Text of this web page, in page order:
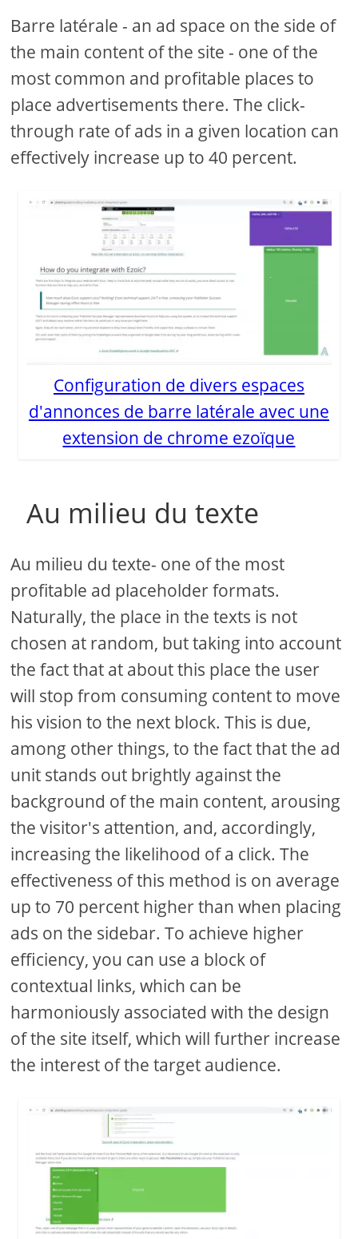
Barre latérale - an ad space on the side of
the main content of the site - one of the
most common and profitable places to
place advertisements there. The click-
through rate of ads in a given location can
effectively increase up to 40 percent.
Configuration de divers espaces
d'annonces de barre latérale avec une
extension de chrome ezoïque
Au milieu du texte
Au milieu du texte- one of the most
profitable ad placeholder formats.
Naturally, the place in the texts is not
chosen at random, but taking into account
the fact that at about this place the user
will stop from consuming content to move
his vision to the next block. This is due,
among other things, to the fact that the ad
unit stands out brightly against the
background of the main content, arousing
the visitor's attention, and, accordingly,
increasing the likelihood of a click. The
effectiveness of this method is on average
up to 70 percent higher than when placing
ads on the sidebar. To achieve higher
efficiency, you can use a block of
contextual links, which can be
harmoniously associated with the design
of the site itself, which will further increase
the interest of the target audience.